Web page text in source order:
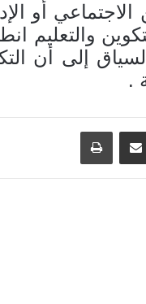
أو
والتعليم
إلى أن
.
مشاركة عبر البريد طباعة